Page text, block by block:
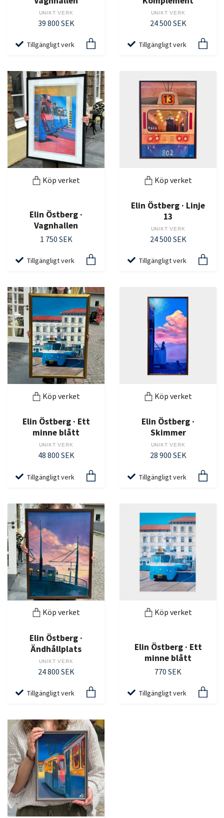
UNIKT VERK
39 800 SEK
Tillgängligt verk
UNIKT VERK
24 500 SEK
Tillgängligt verk
Köp verket
Elin Östberg ·
Vagnhallen
1 750 SEK
Tillgängligt verk
Köp verket
Elin Östberg · Linje
13
UNIKT VERK
24 500 SEK
Tillgängligt verk
Köp verket
Elin Östberg · Ett
minne blått
UNIKT VERK
48 800 SEK
Tillgängligt verk
Köp verket
Elin Östberg ·
Skimmer
UNIKT VERK
28 900 SEK
Tillgängligt verk
Köp verket
Elin Östberg ·
Ändhållplats
UNIKT VERK
24 800 SEK
Tillgängligt verk
Köp verket
Elin Östberg · Ett
minne blått
770 SEK
Tillgängligt verk